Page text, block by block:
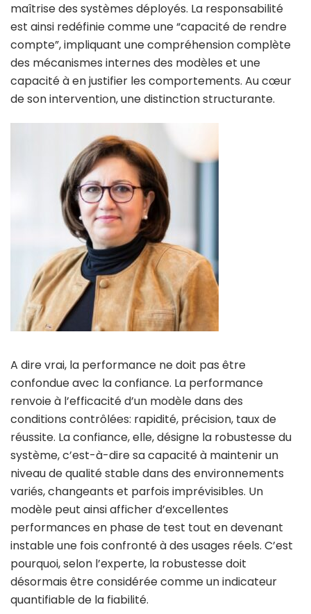
maîtrise des systèmes déployés. La responsabilité
est ainsi redéfinie comme une “capacité de rendre
compte”, impliquant une compréhension complète
des mécanismes internes des modèles et une
capacité à en justifier les comportements. Au cœur
de son intervention, une distinction structurante.
A dire vrai, la performance ne doit pas être
confondue avec la confiance. La performance
renvoie à l’efficacité d’un modèle dans des
conditions contrôlées: rapidité, précision, taux de
réussite. La confiance, elle, désigne la robustesse du
système, c’est-à-dire sa capacité à maintenir un
niveau de qualité stable dans des environnements
variés, changeants et parfois imprévisibles. Un
modèle peut ainsi afficher d’excellentes
performances en phase de test tout en devenant
instable une fois confronté à des usages réels. C’est
pourquoi, selon l’experte, la robustesse doit
désormais être considérée comme un indicateur
quantifiable de la fiabilité.